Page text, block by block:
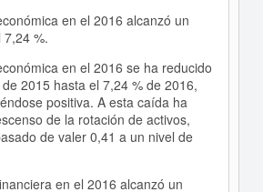
en el 2016 alcanzó un
7,24 %.
en el 2016 se ha reducido
2015 hasta el 7,24 % de 2016,
positiva. A esta caída ha
de la rotación de activos,
de valer 0,41 a un nivel de
en el 2016 alcanzó un